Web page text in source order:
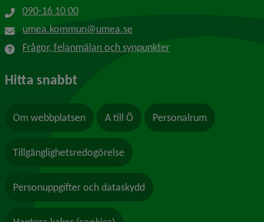
090-16 10 00
umea.kommun@umea.se
Frågor, felanmälan och synpunkter
Hitta snabbt
Om webbplatsen A till Ö Personalrum
Tillgänglighetsredogörelse
Personuppgifter och dataskydd